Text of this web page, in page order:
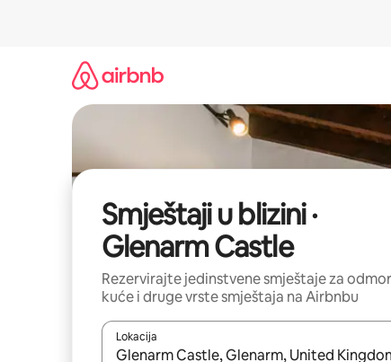
Smještaji u blizini ·
Glenarm Castle
Rezervirajte jedinstvene smještaje za
kuće i druge vrste smještaja na Airbnbu
Lokacija
Kada budu dostupni rezultati, moći ćete ih